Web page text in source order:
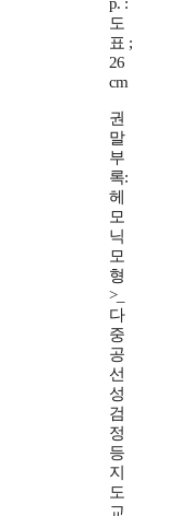
p. :
도
표 ;
26
cm
권
말
부
록:
헤
모
닉
모
형
>_
다
중
공
선
성
검
정
등
지
도
교